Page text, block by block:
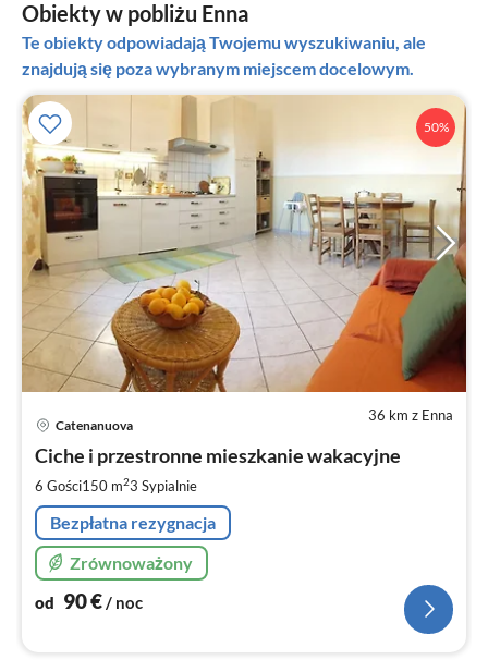
Obiekty w pobliżu Enna
Te obiekty odpowiadają Twojemu wyszukiwaniu, ale
znajdują się poza wybranym miejscem docelowym.
50%
36 km z Enna
Catenanuova
Ciche i przestronne mieszkanie wakacyjne
6 Gości150 m23 Sypialnie
Bezpłatna rezygnacja
Zrównoważony
od 90€/ noc